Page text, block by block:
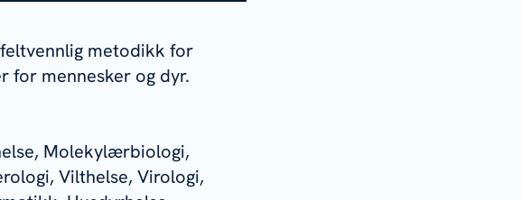
metodikk for
for mennesker og dyr.
Molekylærbiologi,
Vilthelse, Virologi,